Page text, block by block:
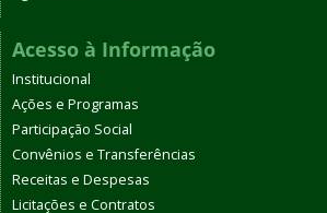
Acesso à Informação
Institucional
Ações e Programas
Participação Social
Convênios e Transferências
Receitas e Despesas
Licitações e Contratos